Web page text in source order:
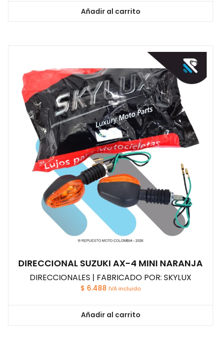
Añadir al carrito
DIRECCIONAL SUZUKI AX-4 MINI NARANJA
DIRECCIONALES | FABRICADO POR: SKYLUX
$ 6.488 IVA incluido
Añadir al carrito